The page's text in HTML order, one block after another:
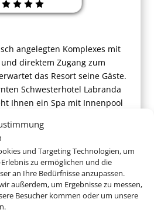
und Targeting Technologien, um
zu ermöglichen und die
an Ihre Bedürfnisse anzupassen.
außerdem, um Ergebnisse zu messen,
Besucher kommen oder um unsere
angelegten Komplexes mit
direktem Zugang zum
das Resort seine Gäste.
Schwesterhotel Labranda
Ihnen ein Spa mit Innenpool
678 € (p.P.)